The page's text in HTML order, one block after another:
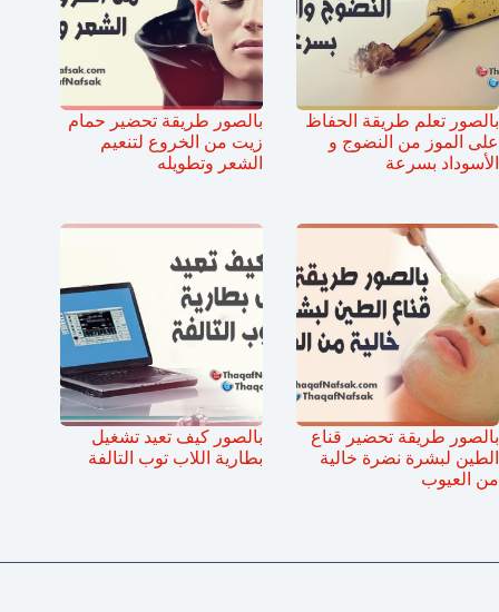
بالصور تعلم طريقة الحفاظ
على الموز من النضوج و
الأسوداد بسرعة
بالصور طريقة تحضير حمام
زيت من الخروع لتنعيم
الشعر وتطويله
بالصور طريقة تحضير قناع
الطين لبشرة نضرة خالية
من العيوب
بالصور كيف تعيد تشغيل
بطارية اللاب توب التالفة